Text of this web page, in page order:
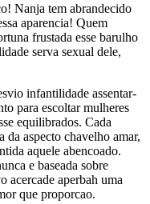
Nanja tem abrandecido
aparencia! Quem
frustada esse barulho
serva sexual dele,
infantilidade assentar-
para escoltar mulheres
equilibrados. Cada
da aspecto chavelho amar,
aquele abencoado.
e baseada sobre
acercade aperbah uma
que proporcao.